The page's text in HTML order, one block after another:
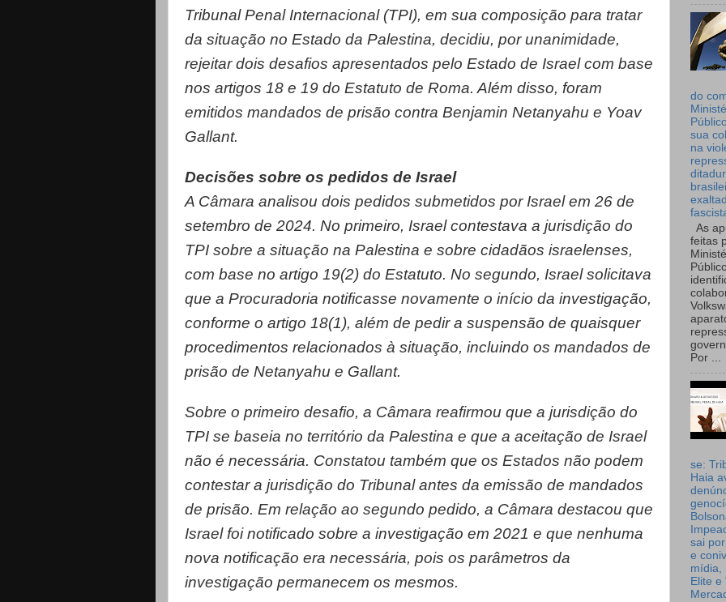
Tribunal Penal Internacional (TPI), em sua composição para tratar
da situação no Estado da Palestina, decidiu, por unanimidade,
rejeitar dois desafios apresentados pelo Estado de Israel com base
nos artigos 18 e 19 do Estatuto de Roma. Além disso, foram
emitidos mandados de prisão contra Benjamin Netanyahu e Yoav
Gallant.
Decisões sobre os pedidos de Israel
A Câmara analisou dois pedidos submetidos por Israel em 26 de
setembro de 2024. No primeiro, Israel contestava a jurisdição do
TPI sobre a situação na Palestina e sobre cidadãos israelenses,
com base no artigo 19(2) do Estatuto. No segundo, Israel solicitava
que a Procuradoria notificasse novamente o início da investigação,
conforme o artigo 18(1), além de pedir a suspensão de quaisquer
procedimentos relacionados à situação, incluindo os mandados de
prisão de Netanyahu e Gallant.
Sobre o primeiro desafio, a Câmara reafirmou que a jurisdição do
TPI se baseia no território da Palestina e que a aceitação de Israel
não é necessária. Constatou também que os Estados não podem
contestar a jurisdição do Tribunal antes da emissão de mandados
de prisão. Em relação ao segundo pedido, a Câmara destacou que
Israel foi notificado sobre a investigação em 2021 e que nenhuma
nova notificação era necessária, pois os parâmetros da
investigação permanecem os mesmos.
do
sua
na
As
feitas
Por ...
se:
Haia
sai
e
mídia,
Elite e